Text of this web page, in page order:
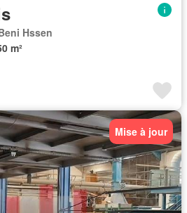
Hssen
m²
Mise à jour